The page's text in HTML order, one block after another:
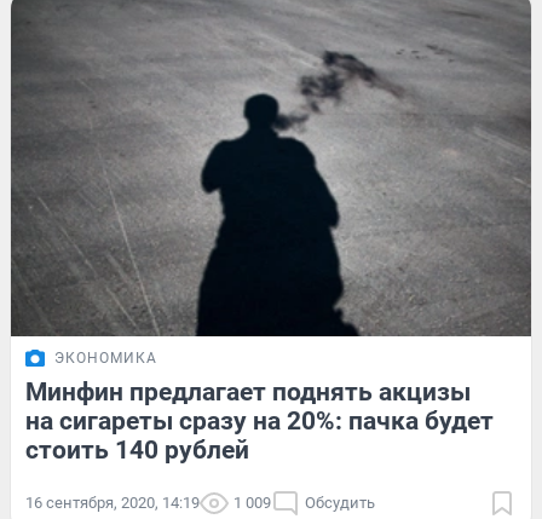
ЭКОНОМИКА
Минфин предлагает поднять акцизы
на сигареты сразу на 20%: пачка будет
стоить 140 рублей
16 сентября, 2020, 14:19 1 009 Обсудить